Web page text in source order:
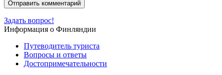
Задать вопрос!
Информация о Финляндии
Путеводитель туриста
Вопросы и ответы
Достопримечательности